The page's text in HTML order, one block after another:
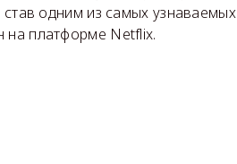
одним из самых
на платформе Netflix.